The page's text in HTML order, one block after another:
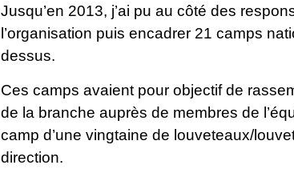
Jusqu’en 2013, j’ai pu au côté des
l’organisation puis encadrer 21 camps
dessus.
Ces camps avaient pour objectif de
de la branche auprès de membres de
camp d’une vingtaine de louveteaux/
direction.